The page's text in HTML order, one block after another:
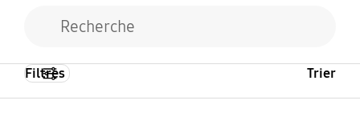
Filtres Trier